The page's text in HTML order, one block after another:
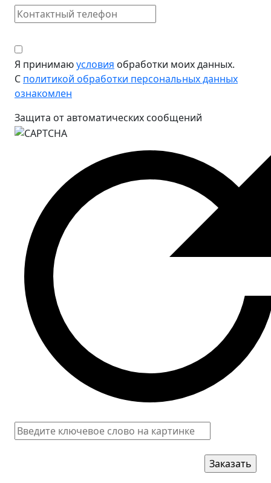
Я принимаюусловия обработки моих данных.
С политикой обработки персональных данных
ознакомлен
Защита от автоматических сообщений